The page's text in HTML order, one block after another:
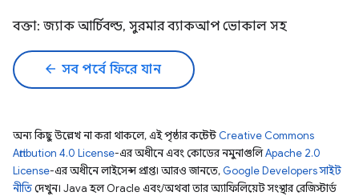
বক্তা: জ্যাক আর্চিবল্ড, সুরমার ব্যাকআপ ভোকাল সহ
arrow_back সব পর্বে ফিরে যান
অন্য কিছু উল্লেখ না করা থাকলে, এই পৃষ্ঠার কন্টেন্ট Creative Commons
Attribution 4.0 License-এর অধীনে এবং কোডের নমুনাগুলিApache 2.0
License-এর অধীনে লাইসেন্স প্রাপ্ত। আরও জানতে, Google Developers সাইট
নীতিদেখুন। Java হল Oracle এবং/অথবা তার অ্যাফিলিয়েট সংস্থার রেজিস্টার্ড